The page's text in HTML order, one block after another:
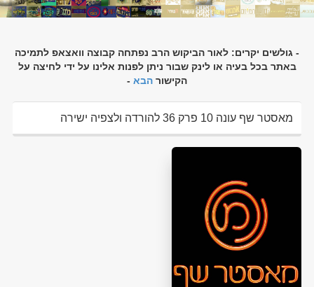
- גולשים יקרים: לאור הביקוש הרב נפתחה קבוצה וואצאפ לתמיכה
באתר בכל בעיה או לינק שבור ניתן לפנות אלינו על ידי לחיצה על
הקישור הבא -
מאסטר שף עונה 10 פרק 36 להורדה ולצפיה ישירה